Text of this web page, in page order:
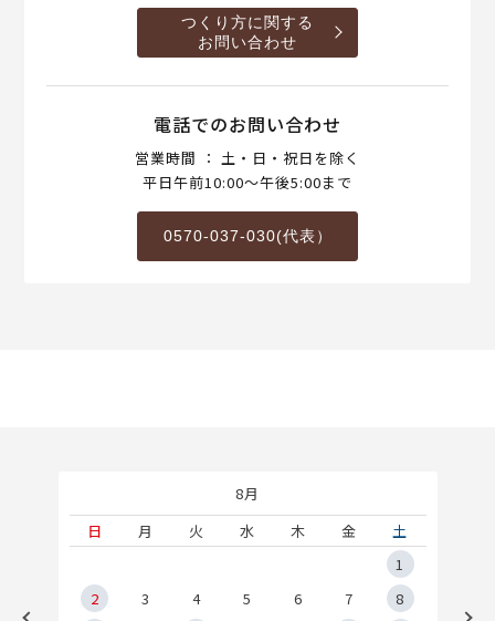
つくり方に関する
お問い合わせ
電話でのお問い合わせ
営業時間 ： 土・日・祝日を除く
平日午前10:00～午後5:00まで
0570-037-030(代表）
8月
日
月 火 水 木 金
土
1
2
3 4 5 6 7
8